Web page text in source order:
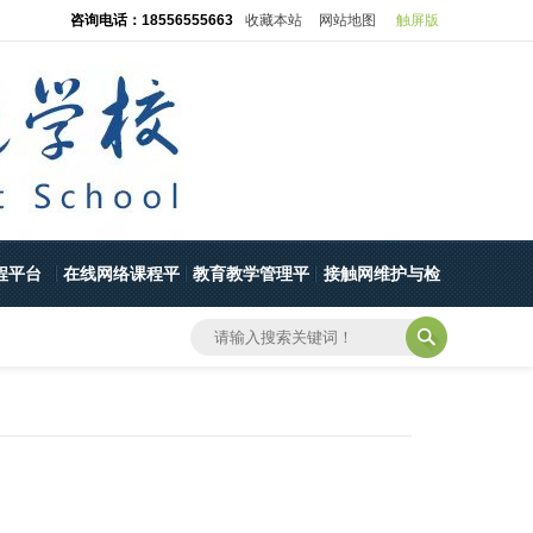
咨询电话：18556555663 收藏本站 网站地图 触屏版
平台 在线网络课程平 教育教学管理平
台
接触网维护与检